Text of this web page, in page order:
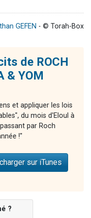
GEFEN - © Torah-Box
de ROCH
& YOM
et appliquer les lois
du mois d'Eloul à
par Roch
!"
sur iTunes
?